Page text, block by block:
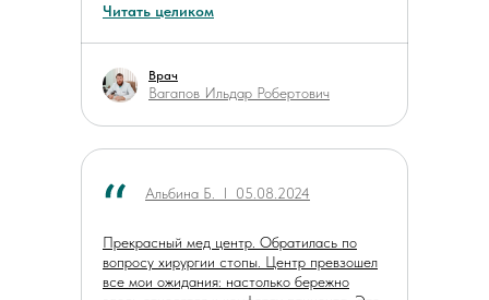
Вагапов Ильдар Робертович
Врач
Читать целиком
Альбина Б. ӏ 05.08.2024
Прекрасный мед центр. Обратилась по
вопросу хирургии стопы. Центр превзошел
все мои ожидания: настолько бережно